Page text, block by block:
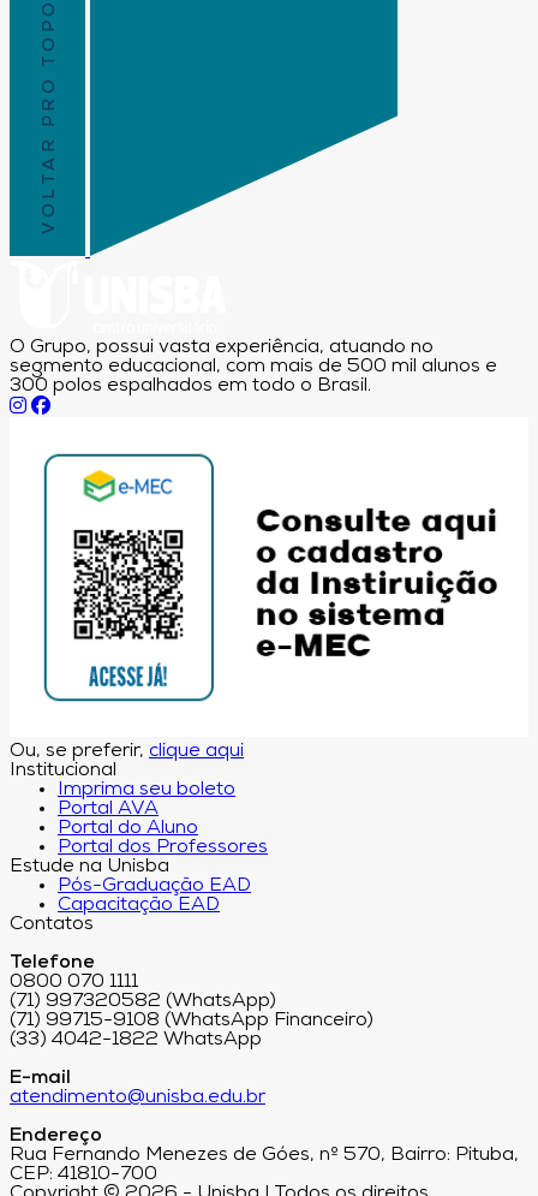
VOLTAR PRO TOPO
O Grupo, possui vasta experiência, atuando no
segmento educacional, com mais de 500 mil alunos e
300 polos espalhados em todo o Brasil.
Ou, se preferir, clique aqui
Institucional
Imprima seu boleto
Portal AVA
Portal do Aluno
Portal dos Professores
Estude na Unisba
Pós-Graduação EAD
Capacitação EAD
Contatos
Telefone
0800 070 1111
(71) 997320582 (WhatsApp)
(71) 99715-9108 (WhatsApp Financeiro)
(33) 4042-1822 WhatsApp
E-mail
atendimento@unisba.edu.br
Endereço
Rua Fernando Menezes de Góes, nº 570, Bairro: Pituba,
CEP: 41810-700